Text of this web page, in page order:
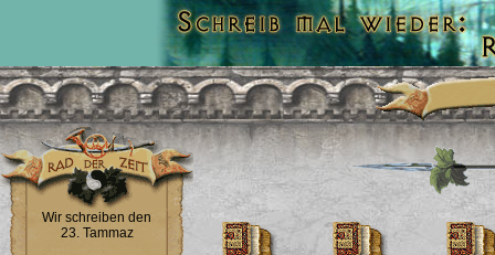
Wir schreiben den
23. Tammaz